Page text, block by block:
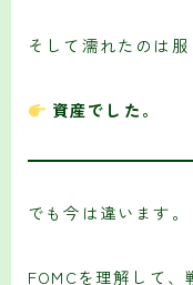
そして濡れたのは服
資産でした。
でも今は違います。
FOMCを理解して、